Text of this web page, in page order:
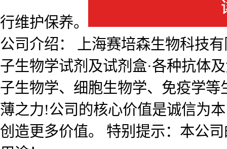
行维护保养。
公司介绍： 上海赛培森生物科技有
子生物学试剂及试剂盒·各种抗体
子生物学、细胞生物学、免疫学
薄之力!公司的核心价值是诚信为
创造更多价值。 特别提示：本公